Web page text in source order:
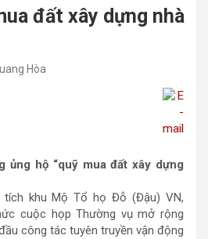
đất xây dựng nhà
Hòa
ủng hộ “quỹ mua đất xây dựng
tích khu Mộ Tổ họ Đỗ (Đậu) VN,
cuộc họp Thường vụ mở rộng
công tác tuyên truyền vận động